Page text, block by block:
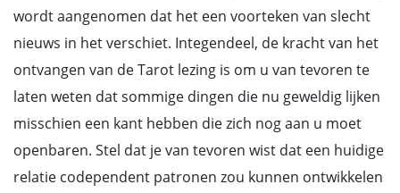
wordt aangenomen dat het een voorteken van slecht
nieuws in het verschiet. Integendeel, de kracht van het
ontvangen van de Tarot lezing is om u van tevoren te
laten weten dat sommige dingen die nu geweldig lijken
misschien een kant hebben die zich nog aan u moet
openbaren. Stel dat je van tevoren wist dat een huidige
relatie codependent patronen zou kunnen ontwikkelen